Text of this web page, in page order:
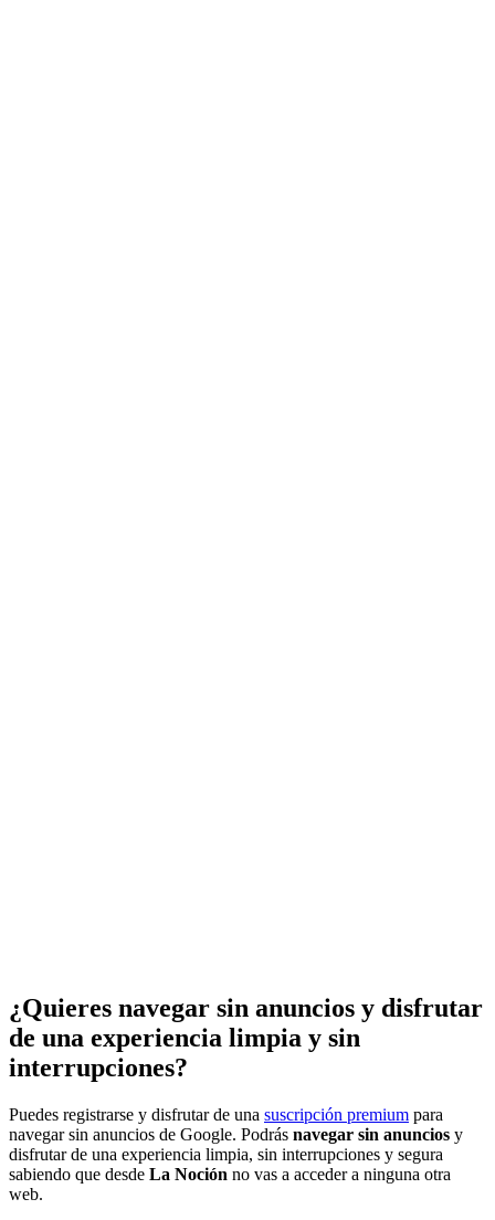
¿Quieres navegar sin anuncios y disfrutar
de una experiencia limpia y sin
interrupciones?
Puedes registrarse y disfrutar de una suscripción premium para
navegar sin anuncios de Google. Podrás navegar sin anuncios y
disfrutar de una experiencia limpia, sin interrupciones y segura
sabiendo que desde La Noción no vas a acceder a ninguna otra
web.